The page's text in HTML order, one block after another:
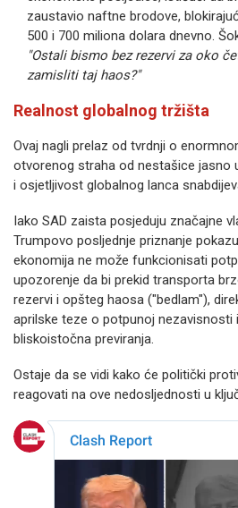
zaustavio naftne brodove,
500 i 700 miliona dolara dnevno.
"Ostali bismo bez rezervi za oko
zamisliti taj haos?"
Realnost globalnog tržišta
Ovaj nagli prelaz od tvrdnji o
otvorenog straha od nestašice jasno
i osjetljivost globalnog lanca
Iako SAD zaista posjeduju značajne
Trumpovo posljednje priznanje
ekonomija ne može funkcionisati
upozorenje da bi prekid transporta
rezervi i opšteg haosa ("bedlam"),
aprilske teze o potpunoj nezavisnosti
bliskoistočna previranja.
Ostaje da se vidi kako će politički
reagovati na ove nedosljednosti u